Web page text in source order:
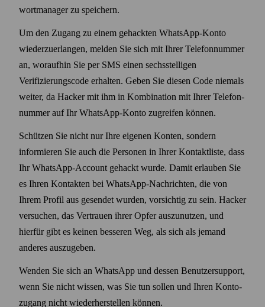
wort­manager zu speichern.
Um den Zugang zu einem gehackten WhatsApp-Konto
wieder­zuerlangen, melden Sie sich mit Ihrer Telefon­nummer
an, woraufhin Sie per SMS einen sechs­stelligen
Verifizierungs­code erhalten. Geben Sie diesen Code niemals
weiter, da Hacker mit ihm in Kombination mit Ihrer Telefon­
nummer auf Ihr WhatsApp-Konto zugreifen können.
Schützen Sie nicht nur Ihre eigenen Konten, sondern
informieren Sie auch die Personen in Ihrer Kontakt­liste, dass
Ihr WhatsApp-Account gehackt wurde. Damit erlauben Sie
es Ihren Kontakten bei WhatsApp-Nachrichten, die von
Ihrem Profil aus gesendet wurden, vorsichtig zu sein. Hacker
versuchen, das Vertrauen ihrer Opfer auszunutzen, und
hierfür gibt es keinen besseren Weg, als sich als jemand
anderes auszugeben.
Wenden Sie sich an WhatsApp und dessen Benutzer­support,
wenn Sie nicht wissen, was Sie tun sollen und Ihren Konto­
zugang nicht wieder­herstellen können.